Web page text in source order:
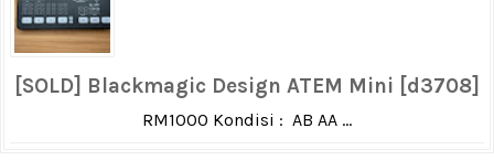
[SOLD] Blackmagic Design ATEM Mini [d3708]
RM1000 Kondisi : AB AA ...